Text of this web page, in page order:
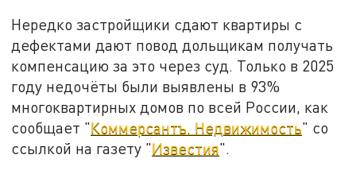
Нередко застройщики сдают квартиры с
дефектами дают повод дольщикам получать
компенсацию за это через суд. Только в 2025
году недочёты были выявлены в 93%
многоквартирных домов по всей России, как
сообщает "Коммерсантъ. Недвижимость" со
ссылкой на газету "Известия".